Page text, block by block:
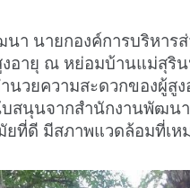
า นายกองค์การบริหาร
อายุ ณ หย่อมบ้านแม่สุริ
วยความสะดวกของผู้สู
สนุนจากสำนักงานพัฒน
ที่ดี มีสภาพแวดล้อมที่เห